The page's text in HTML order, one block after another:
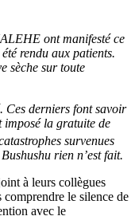
ont manifesté ce
rendu aux patients.
sèche sur toute
Ces derniers font savoir
la gratuite de
survenues
rien n’est fait.
à leurs collègues
le silence de
avec le